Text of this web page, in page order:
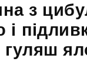
з
і
гуляш